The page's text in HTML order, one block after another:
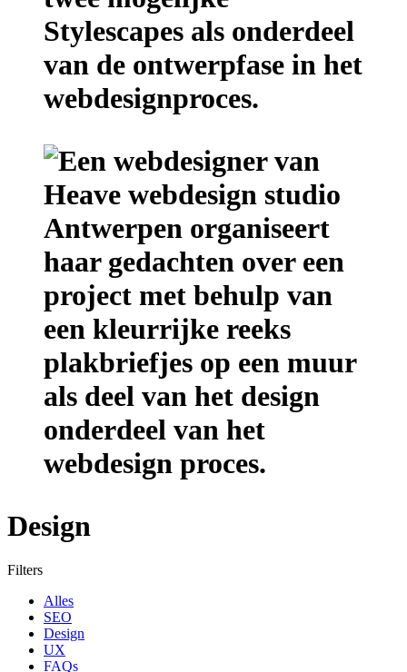
Design
Filters
Alles
SEO
Design
UX
FAQs